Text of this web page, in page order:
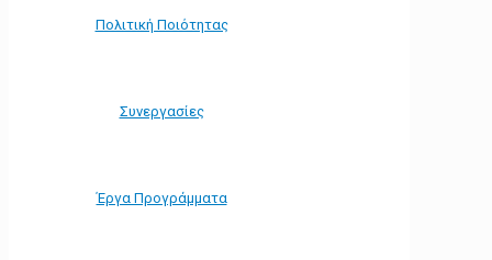
Πολιτική Ποιότητας
Συνεργασίες
Έργα Προγράμματα